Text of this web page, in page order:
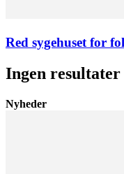
Red sygehuset for
Ingen resultater
Nyheder